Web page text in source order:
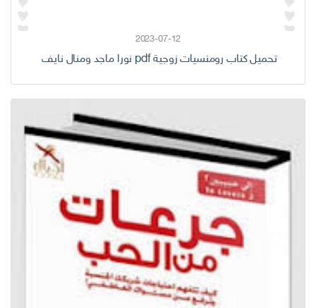
2023-07-12
تحميل كتاب رومنسيات زوجية pdf نورا ماجد ومنال نايف